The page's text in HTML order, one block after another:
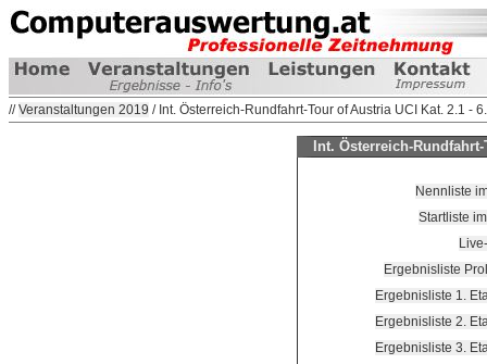
//Veranstaltungen 2019 / Int. Österreich-Rundfahrt-Tour of Austria UCI Kat. 2.1 -
Int. Österreich-
Nennliste
Startliste
Ergebnisliste
Ergebnisliste 1.
Ergebnisliste 2.
Ergebnisliste 3.